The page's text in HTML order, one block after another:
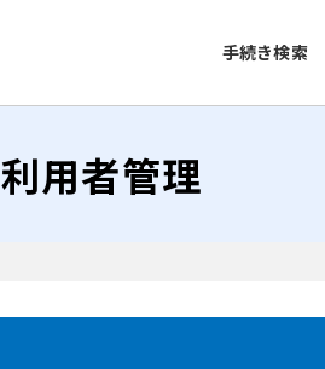
手続き検索
利用者管理